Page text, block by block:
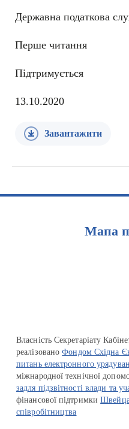
Державна податкова
Перше читання
Підтримується
13.10.2020
Завантажити
Мапа
Власність Секретаріату
реалізованоФондом Східна
питань електронного
міжнародної технічної
задля підзвітності влади та
фінансової підтримки
співробітництва